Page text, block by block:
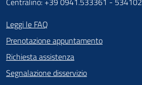
Leggi le FAQ
Prenotazione appuntamento
Richiesta assistenza
Segnalazione disservizio